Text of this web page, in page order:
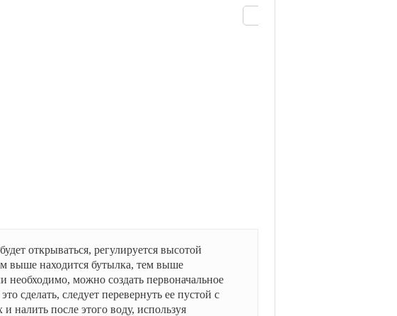
открываться, регулируется высотой
выше находится бутылка, тем выше
необходимо, можно создать первоначальное
сделать, следует перевернуть ее пустой с
налить после этого воду, используя